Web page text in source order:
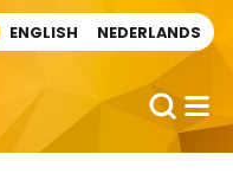
ENGLISH NEDERLANDS